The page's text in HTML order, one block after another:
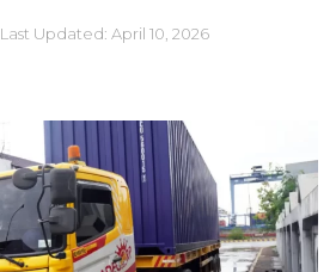
Last Updated: April 10, 2026